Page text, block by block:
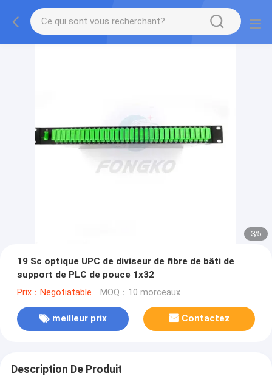
3/5
19 Sc optique UPC de diviseur de fibre de bâti de
support de PLC de pouce 1x32
Prix：Negotiatable MOQ：10 morceaux
meilleur prix Contactez
Description De Produit